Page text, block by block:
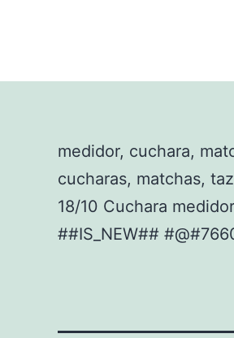
medidor, cuchara,
cucharas, matchas,
18/10 Cuchara
##IS_NEW##